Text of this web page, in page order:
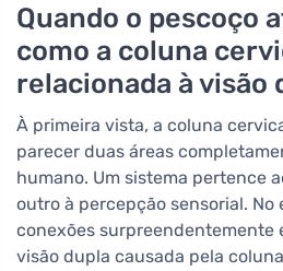
Quando o pescoço
como a coluna
relacionada à visão
À primeira vista, a coluna
parecer duas áreas
humano. Um sistema pertence
outro à percepção sensorial. No
conexões surpreendentemente
visão dupla causada pela